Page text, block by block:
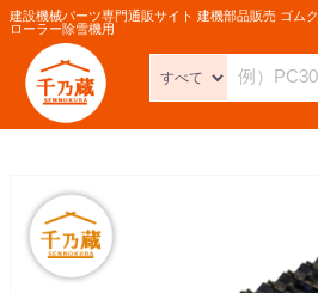
建設機械パーツ専門通販サイト 建機部品販売 ゴムク
ローラー除雪機用